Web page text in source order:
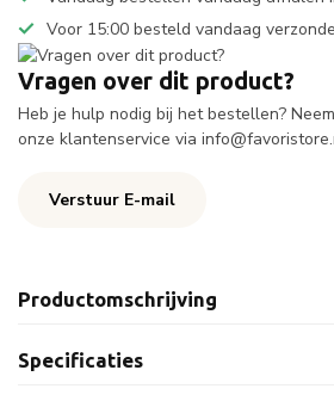
Voor 15:00 besteld vandaag
Vragen over dit product?
Heb je hulp nodig bij het bestellen?
onze klantenservice via
Verstuur E-mail
Productomschrijving
Specificaties